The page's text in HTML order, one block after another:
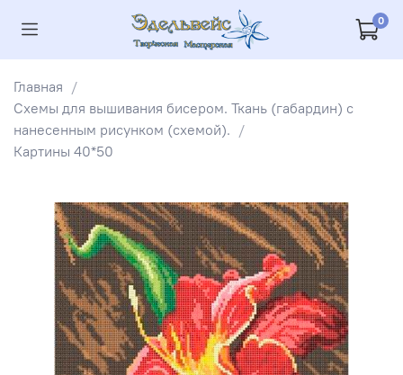
0
Главная
Схемы для вышивания бисером. Ткань (габардин) с
нанесенным рисунком (схемой).
Картины 40*50